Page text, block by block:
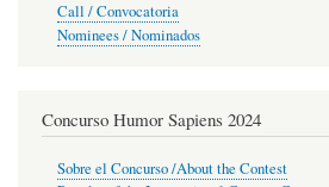
Call / Convocatoria
Nominees / Nominados
Concurso Humor Sapiens 2024
Sobre el Concurso /About the Contest